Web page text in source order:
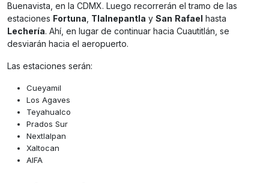
Buenavista, en la CDMX. Luego recorrerán el tramo de las
estaciones Fortuna Tlalnepantla y San Rafael hasta
Lechería. Ahí, en lugar de continuar hacia Cuautitlán, se
desviarán hacia el aeropuerto.
Las estaciones serán:
Cueyamil
Los Agaves
Teyahualco
Prados Sur
Nextlalpan
Xaltocan
AIFA